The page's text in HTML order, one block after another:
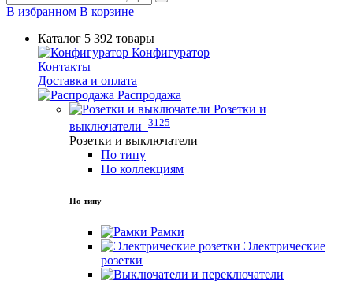
В избранном В корзине
Каталог 5 392 товары
Конфигуратор
Контакты
Доставка и оплата
Распродажа
Розетки и
выключатели 3125
Розетки и выключатели
По типу
По коллекциям
По типу
Рамки
Электрические
розетки